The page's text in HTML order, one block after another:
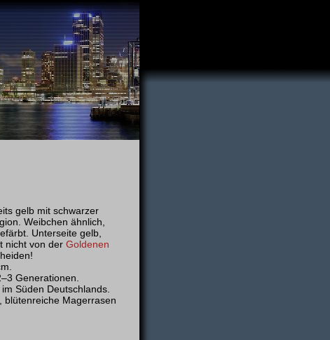
gelb mit schwarzer
Weibchen ähnlich,
Unterseite gelb,
nicht von der Goldenen
Generationen.
Süden Deutschlands.
blütenreiche Magerrasen